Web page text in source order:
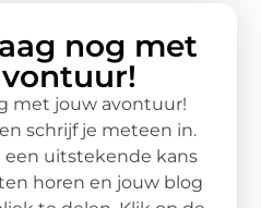
nog met
met jouw avontuur!
schrijf je meteen in.
uitstekende kans
horen en jouw blog